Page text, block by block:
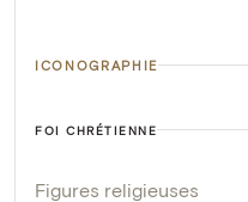
ICONOGRAPHIE
FOI CHRÉTIENNE
Figures religieuses